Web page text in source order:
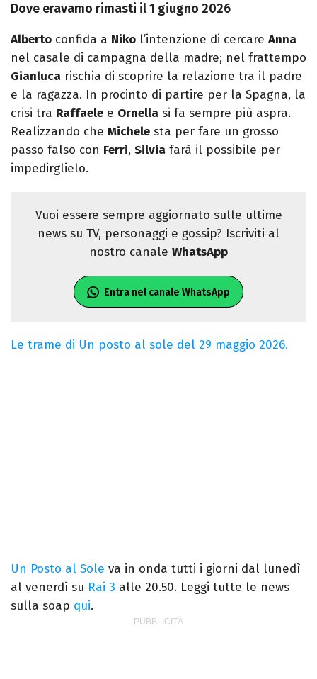
Dove eravamo rimasti il 1 giugno 2026
Alberto confida a Niko l’intenzione di cercare Anna
nel casale di campagna della madre; nel frattempo
Gianluca rischia di scoprire la relazione tra il padre
e la ragazza. In procinto di partire per la Spagna, la
crisi tra Raffaele e Ornella si fa sempre più aspra.
Realizzando che Michele sta per fare un grosso
passo falso con Ferri, Silvia farà il possibile per
impedirglielo.
Vuoi essere sempre aggiornato sulle ultime
news su TV, personaggi e gossip? Iscriviti al
nostro canale WhatsApp
Entra nel canale WhatsApp
Le trame di Un posto al sole del 29 maggio 2026.
Un Posto al Sole va in onda tutti i giorni dal lunedì
al venerdì su Rai 3 alle 20.50. Leggi tutte le news
sulla soap qui.